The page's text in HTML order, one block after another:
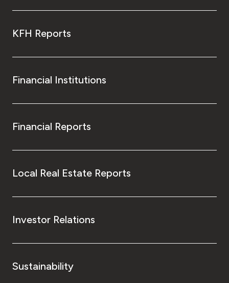
KFH Reports
Financial Institutions
Financial Reports
Local Real Estate Reports
Investor Relations
Sustainability